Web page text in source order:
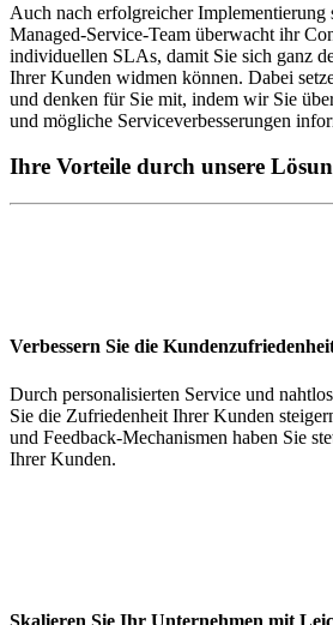
Auch nach erfolgreicher
Managed-Service-Team überwacht ihr
individuellen SLAs, damit Sie sich ganz
Ihrer Kunden widmen können. Dabei
und denken für Sie mit, indem wir Sie
und mögliche Serviceverbesserungen
Ihre Vorteile durch unsere
Verbessern Sie die
Durch personalisierten Service und
Sie die Zufriedenheit Ihrer Kunden
und Feedback-Mechanismen haben Sie
Ihrer Kunden.
Skalieren Sie Ihr Unternehmen mit